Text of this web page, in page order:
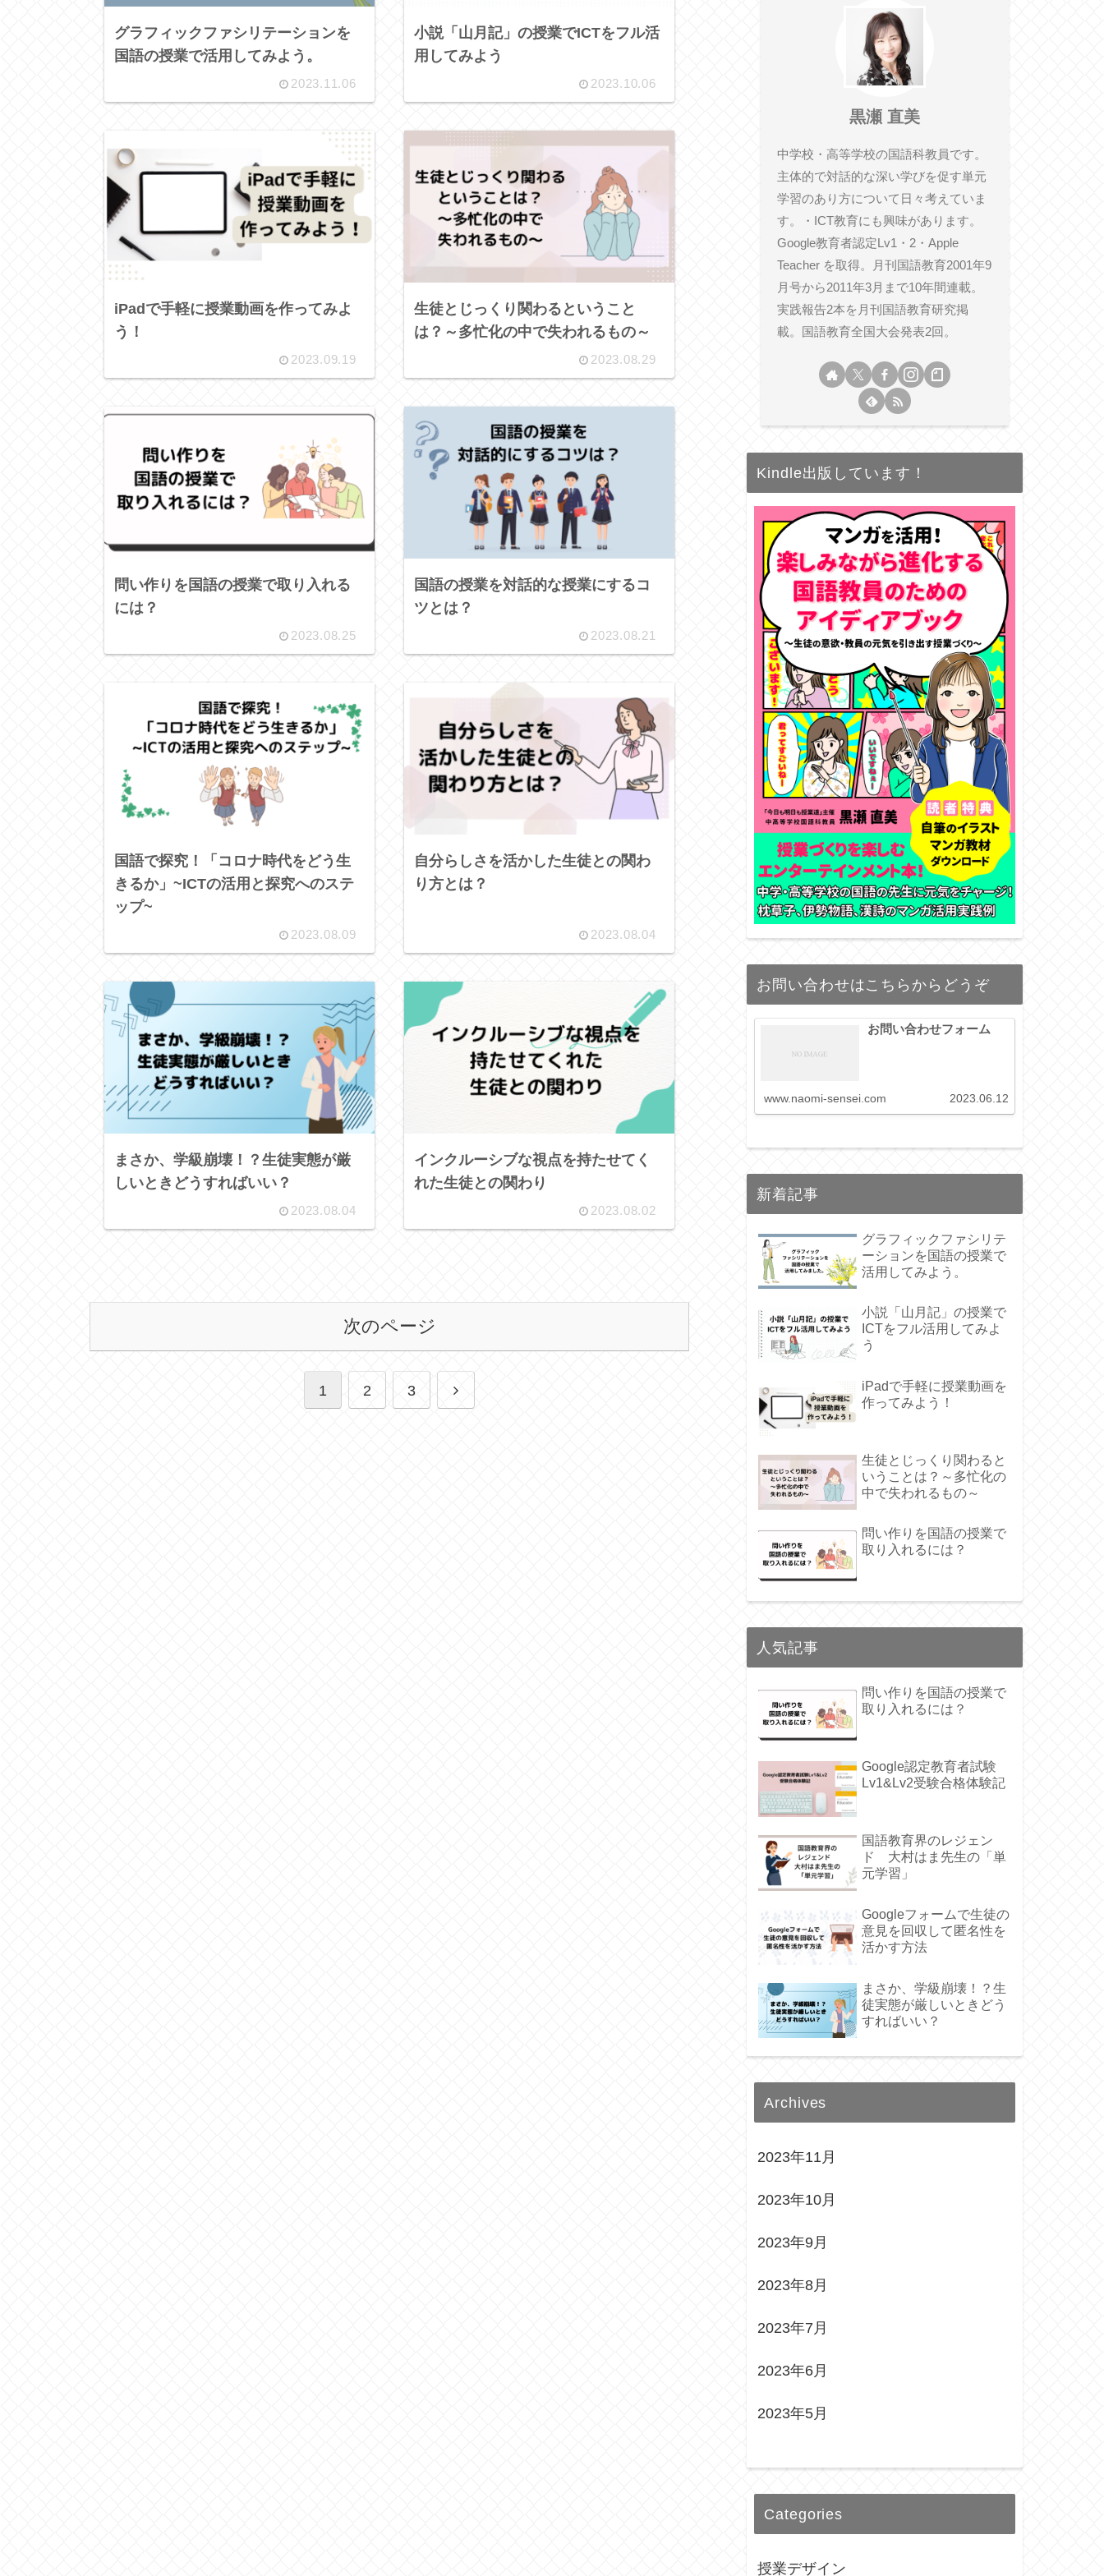
グラフィックファシリテーションを
国語の授業で活用してみよう。
2023.11.06
小説「山月記」の授業でICTをフル活
用してみよう
2023.10.06
iPadで手軽に授業動画を作ってみよ
う！
2023.09.19
生徒とじっくり関わるということ
は？～多忙化の中で失われるもの～
2023.08.29
問い作りを国語の授業で取り入れる
には？
2023.08.25
国語の授業を対話的な授業にするコ
ツとは？
2023.08.21
国語で探究！「コロナ時代をどう生
きるか」~ICTの活用と探究へのステ
ップ~
2023.08.09
自分らしさを活かした生徒との関わ
り方とは？
2023.08.04
まさか、学級崩壊！？生徒実態が厳
しいときどうすればいい？
2023.08.04
インクルーシブな視点を持たせてく
れた生徒との関わり
2023.08.02
次のページ
1 2 3 次
黒瀬 直美
中学校・高等学校の国語科教員です。
主体的で対話的な深い学びを促す単元
学習のあり方について日々考えていま
す。・ICT教育にも興味があります。
Google教育者認定Lv1・2・Apple
Teacher を取得。月刊国語教育2001年9
月号から2011年3月まで10年間連載。
実践報告2本を月刊国語教育研究掲
載。国語教育全国大会発表2回。
Kindle出版しています！
お問い合わせはこちらからどうぞ
お問い合わせフォーム
www.naomi-sensei.com 2023.06.12
新着記事
グラフィックファシリテ
ーションを国語の授業で
活用してみよう。
小説「山月記」の授業で
ICTをフル活用してみよ
う
iPadで手軽に授業動画を
作ってみよう！
生徒とじっくり関わると
いうことは？～多忙化の
中で失われるもの～
問い作りを国語の授業で
取り入れるには？
人気記事
問い作りを国語の授業で
取り入れるには？
Google認定教育者試験
Lv1&Lv2受験合格体験記
国語教育界のレジェン
ド 大村はま先生の「単
元学習」
Googleフォームで生徒の
意見を回収して匿名性を
活かす方法
まさか、学級崩壊！？生
徒実態が厳しいときどう
すればいい？
Archives
2023年11月
2023年10月
2023年9月
2023年8月
2023年7月
2023年6月
2023年5月
Categories
授業デザイン